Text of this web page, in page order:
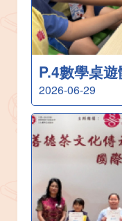
P.4數學桌
2026-06-29